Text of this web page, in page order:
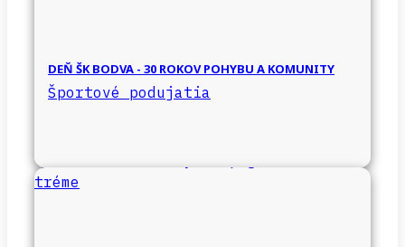
DEŇ ŠK BODVA - 30 ROKOV POHYBU A KOMUNITY
Športové podujatia